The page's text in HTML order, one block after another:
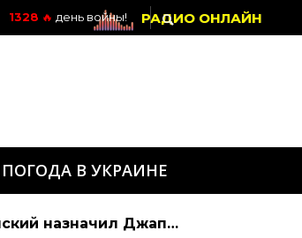
РАДИО ОНЛАЙН
1328 🔥день войны!
ПОГОДА В УКРАИНЕ
Зеленский назначил Джапарову главой Нацкомиссии Украины по делам ЮНЕСКО | Алиби